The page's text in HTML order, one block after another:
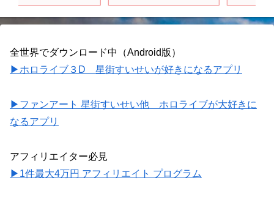
全世界でダウンロード中（Android版）
▶ホロライブ３D 星街すいせいが好きになるアプリ
▶ファンアート 星街すいせい他 ホロライブが大好きに
なるアプリ
アフィリエイター必見
▶1件最大4万円 アフィリエイト プログラム